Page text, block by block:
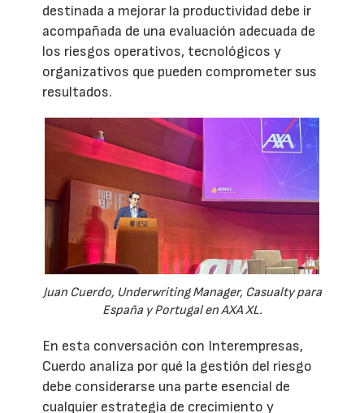
destinada a mejorar la productividad debe ir
acompañada de una evaluación adecuada de
los riesgos operativos, tecnológicos y
organizativos que pueden comprometer sus
resultados.
Juan Cuerdo, Underwriting Manager, Casualty para
España y Portugal en AXA XL.
En esta conversación con Interempresas,
Cuerdo analiza por qué la gestión del riesgo
debe considerarse una parte esencial de
cualquier estrategia de crecimiento y